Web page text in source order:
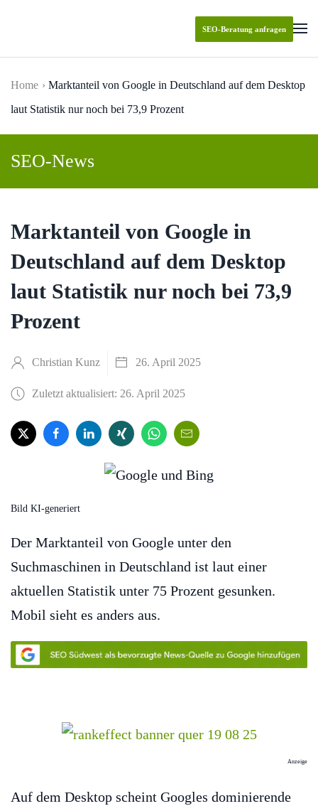
SEO-Beratung anfragen
Home
Marktanteil von Google in Deutschland auf dem Desktop
laut Statistik nur noch bei 73,9 Prozent
SEO-News
Marktanteil von Google in
Deutschland auf dem Desktop
laut Statistik nur noch bei 73,9
Prozent
Christian Kunz 26. April 2025
Zuletzt aktualisiert: 26. April 2025
Bild KI-generiert
Der Marktanteil von Google unter den
Suchmaschinen in Deutschland ist laut einer
aktuellen Statistik unter 75 Prozent gesunken.
Mobil sieht es anders aus.
Anzeige
Auf dem Desktop scheint Googles dominierende